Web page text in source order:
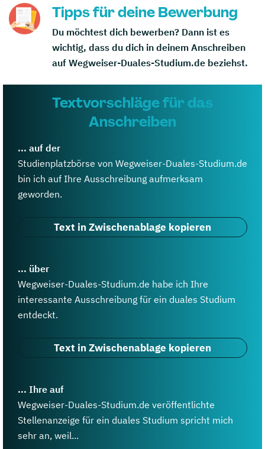
Tipps für deine Bewerbung
Du möchtest dich bewerben? Dann ist es
wichtig, dass du dich in deinem Anschreiben
auf Wegweiser-Duales-Studium.de beziehst.
Textvorschläge für das
Anschreiben
... auf der
Studienplatzbörse von Wegweiser-Duales-Studium.de
bin ich auf Ihre Ausschreibung aufmerksam
geworden.
Text in Zwischenablage kopieren
... über
Wegweiser-Duales-Studium.de habe ich Ihre
interessante Ausschreibung für ein duales Studium
entdeckt.
Text in Zwischenablage kopieren
... Ihre auf
Wegweiser-Duales-Studium.de veröffentlichte
Stellenanzeige für ein duales Studium spricht mich
sehr an, weil...